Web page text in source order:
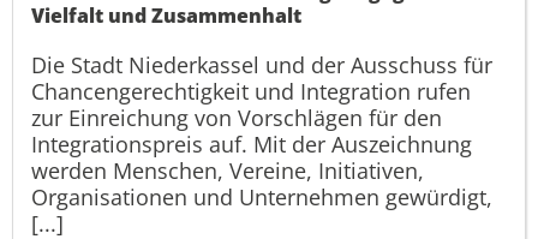
Vielfalt und Zusammenhalt
Die Stadt Niederkassel und der Ausschuss für
Chancengerechtigkeit und Integration rufen
zur Einreichung von Vorschlägen für den
Integrationspreis auf. Mit der Auszeichnung
werden Menschen, Vereine, Initiativen,
Organisationen und Unternehmen gewürdigt,
[...]